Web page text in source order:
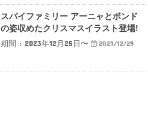
スパイファミリー アーニャとボンド
の姿収めたクリスマスイラスト登場!
期間 : 2023年12月25日〜
2023/12/25